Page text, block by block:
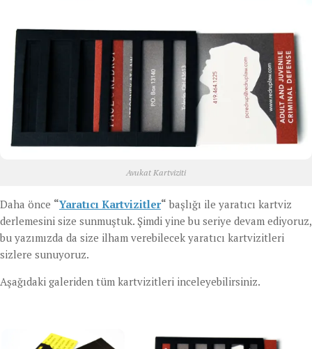
Avukat Kartviziti
Daha önce “Yaratıcı Kartvizitler“ başlığı ile yaratıcı kartviz
derlemesini size sunmuştuk. Şimdi yine bu seriye devam ediyoruz,
bu yazımızda da size ilham verebilecek yaratıcı kartvizitleri
sizlere sunuyoruz.
Aşağıdaki galeriden tüm kartvizitleri inceleyebilirsiniz.